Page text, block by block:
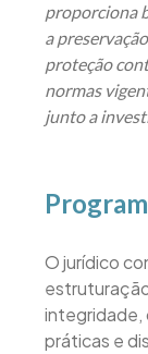
proporciona
a
proteção
normas
junto a
O jurídico
integridade,
práticas e